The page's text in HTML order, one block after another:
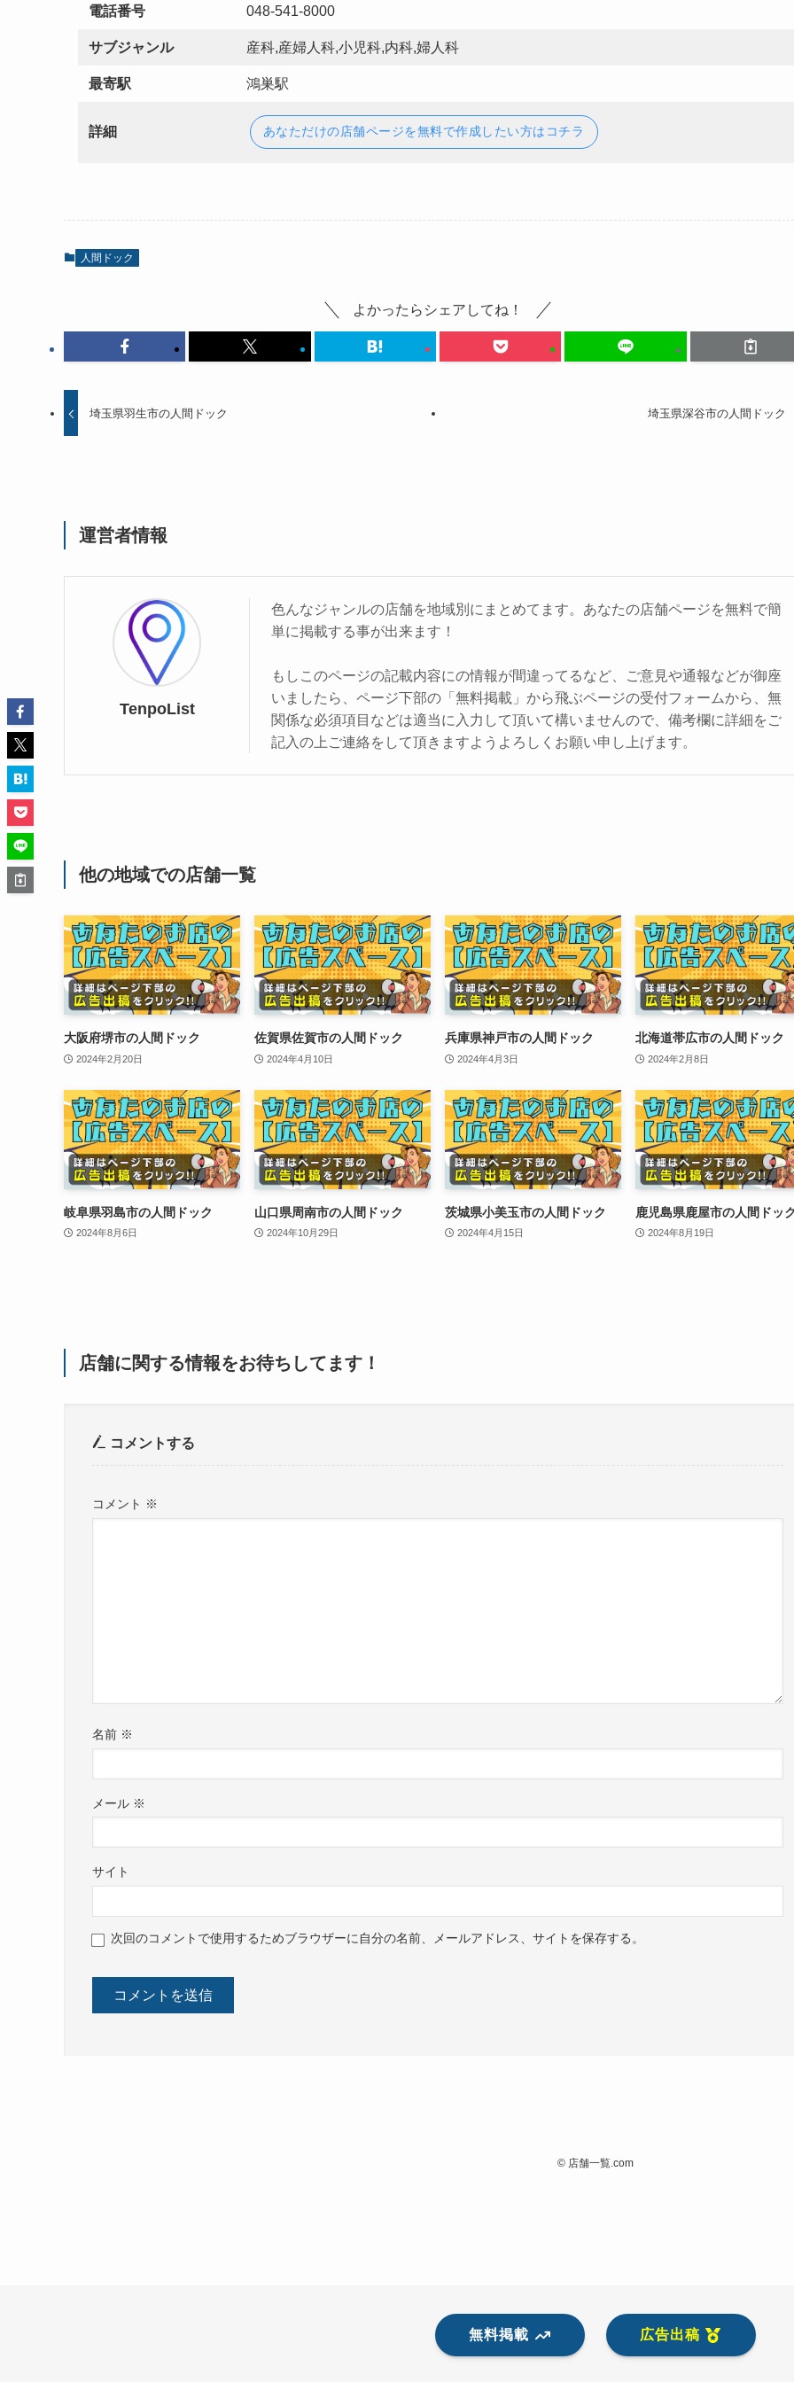
電話番号 048-541-8000
サブジャンル 産科,産婦人科,小児科,内科,婦人科
最寄駅 鴻巣駅
詳細 あなただけの店舗ページを無料で作成したい方はコチラ
人間ドック
よかったらシェアしてね！
埼玉県羽生市の人間ドック 埼玉県深谷市の人間ドック
運営者情報
TenpoList
色んなジャンルの店舗を地域別にまとめてます。あなたの店舗ページを無料で簡
単に掲載する事が出来ます！
もしこのページの記載内容にの情報が間違ってるなど、ご意見や通報などが御座
いましたら、ページ下部の「無料掲載」から飛ぶページの受付フォームから、無
関係な必須項目などは適当に入力して頂いて構いませんので、備考欄に詳細をご
記入の上ご連絡をして頂きますようよろしくお願い申し上げます。
他の地域での店舗一覧
大阪府堺市の人間ドック
2024年2月20日
佐賀県佐賀市の人間ドック
2024年4月10日
兵庫県神戸市の人間ドック
2024年4月3日
北海道帯広市の人間ドック
2024年2月8日
岐阜県羽島市の人間ドック
2024年8月6日
山口県周南市の人間ドック
2024年10月29日
茨城県小美玉市の人間ドック
2024年4月15日
鹿児島県鹿屋市の人間ドッ
2024年8月19日
店舗に関する情報をお待ちしてます！
コメントする
コメント ※
名前 ※
メール ※
サイト
次回のコメントで使用するためブラウザーに自分の名前、メールアドレス、サイトを保存する。
© 店舗一覧.com
無料掲載 広告出稿